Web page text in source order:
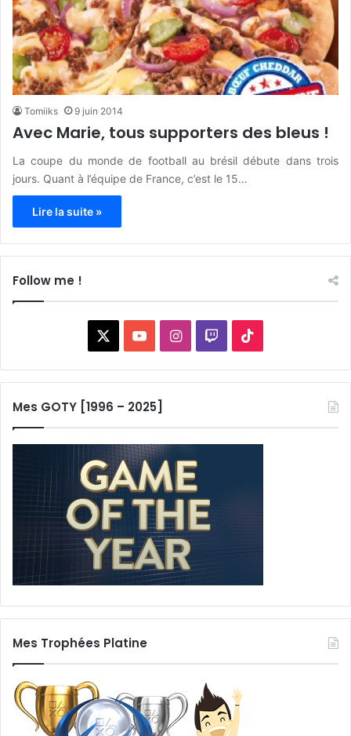
Tomiiks 9 juin 2014
Avec Marie, tous supporters des bleus !
La coupe du monde de football au brésil débute dans trois
jours. Quant à l’équipe de France, c’est le 15…
Lire la suite »
Follow me !
YouTubeInstagram
Twitch
Mes GOTY [1996 – 2025]
Mes Trophées Platine